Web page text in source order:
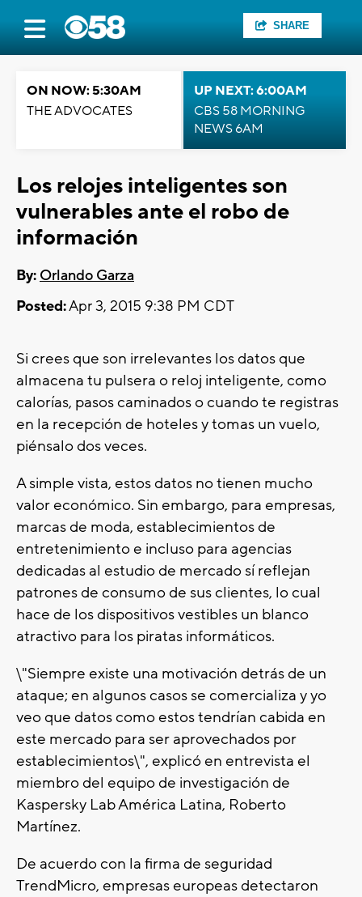
SHARE
ON NOW: 5:30AM
THE ADVOCATES
UP NEXT: 6:00AM
CBS 58 MORNING
NEWS 6AM
Los relojes inteligentes son
vulnerables ante el robo de
información
By: Orlando Garza
Posted:Apr 3, 2015 9:38 PM CDT
Si crees que son irrelevantes los datos que
almacena tu pulsera o reloj inteligente, como
calorías, pasos caminados o cuando te registras
en la recepción de hoteles y tomas un vuelo,
piénsalo dos veces.
A simple vista, estos datos no tienen mucho
valor económico. Sin embargo, para empresas,
marcas de moda, establecimientos de
entretenimiento e incluso para agencias
dedicadas al estudio de mercado sí reflejan
patrones de consumo de sus clientes, lo cual
hace de los dispositivos vestibles un blanco
atractivo para los piratas informáticos.
\"Siempre existe una motivación detrás de un
ataque; en algunos casos se comercializa y yo
veo que datos como estos tendrían cabida en
este mercado para ser aprovechados por
establecimientos\", explicó en entrevista el
miembro del equipo de investigación de
Kaspersky Lab América Latina, Roberto
Martínez.
De acuerdo con la firma de seguridad
TrendMicro, empresas europeas detectaron